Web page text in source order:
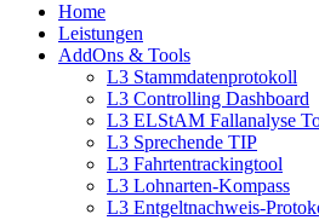
Home
Leistungen
AddOns & Tools
L3 Stammdatenprotokoll
L3 Controlling Dashboard
L3 ELStAM Fallanalyse
L3 Sprechende TIP
L3 Fahrtentrackingtool
L3 Lohnarten-Kompass
L3 Entgeltnachweis-